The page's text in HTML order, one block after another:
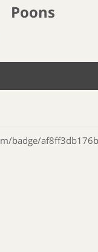
Poons
badge/